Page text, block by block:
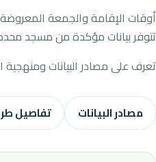
أوقات الإقامة والجمعة
تتوفر بيانات مؤكدة من مسجد
تعرف على مصادر البيانات
مصادر البيانات تفاصيل